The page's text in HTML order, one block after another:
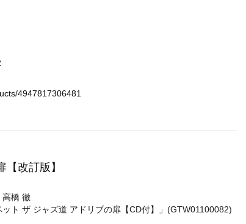
4947817306481
改訂版】
高橋 徹
ト ザ ジャズ道 アドリブの扉【CD付】」(GTW01100082)